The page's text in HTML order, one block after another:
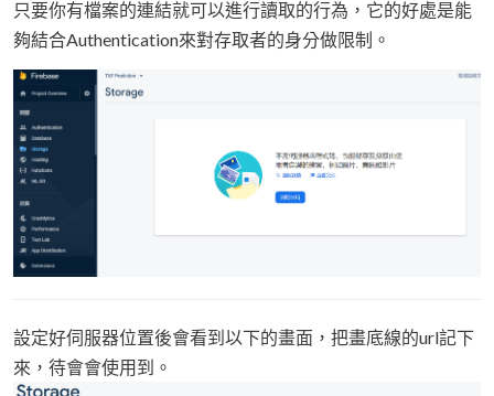
只要你有檔案的連結就可以進行讀取的行為，它的好處是能
夠結合Authentication來對存取者的身分做限制。
設定好伺服器位置後會看到以下的畫面，把畫底線的url記下
來，待會會使用到。